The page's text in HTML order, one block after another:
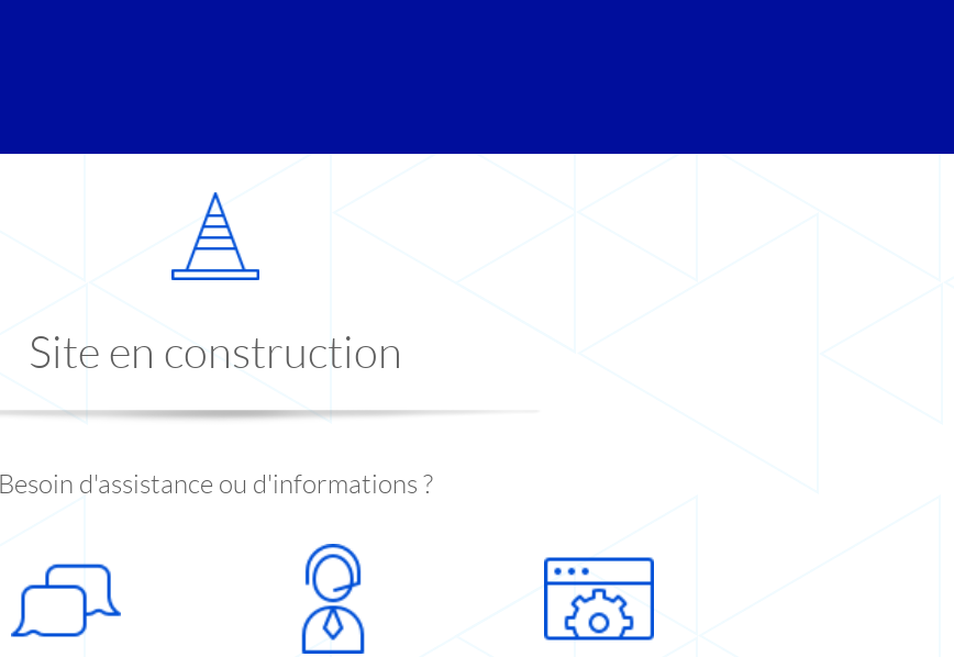
Site en construction
Besoin d'assistance ou d'informations ?